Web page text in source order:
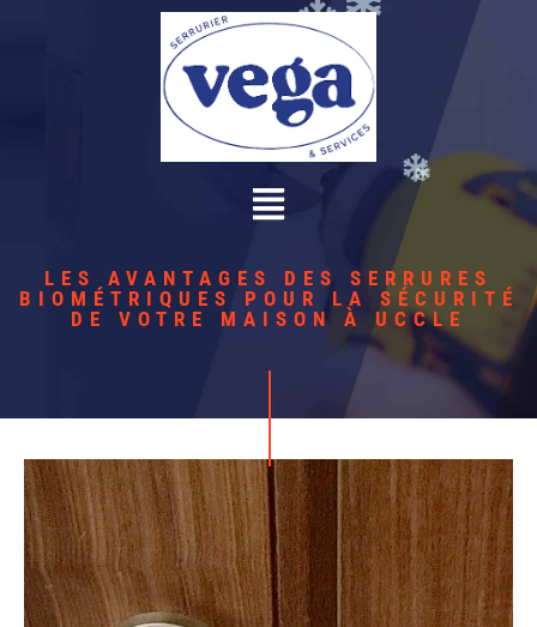
LES AVANTAGES DES SERRURES
BIOMÉTRIQUES POUR LA SÉCURITÉ
DE VOTRE MAISON À UCCLE